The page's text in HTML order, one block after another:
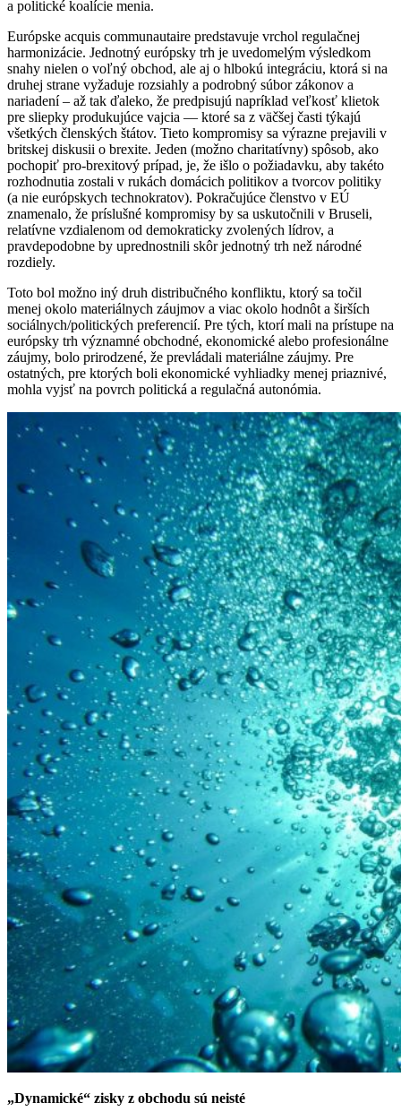
a politické koalície menia.
Európske acquis communautaire predstavuje vrchol regulačnej
harmonizácie. Jednotný európsky trh je uvedomelým výsledkom
snahy nielen o voľný obchod, ale aj o hlbokú integráciu, ktorá si na
druhej strane vyžaduje rozsiahly a podrobný súbor zákonov a
nariadení – až tak ďaleko, že predpisujú napríklad veľkosť klietok
pre sliepky produkujúce vajcia — ktoré sa z väčšej časti týkajú
všetkých členských štátov. Tieto kompromisy sa výrazne prejavili v
britskej diskusii o brexite. Jeden (možno charitatívny) spôsob, ako
pochopiť pro-brexitový prípad, je, že išlo o požiadavku, aby takéto
rozhodnutia zostali v rukách domácich politikov a tvorcov politiky
(a nie európskych technokratov). Pokračujúce členstvo v EÚ
znamenalo, že príslušné kompromisy by sa uskutočnili v Bruseli,
relatívne vzdialenom od demokraticky zvolených lídrov, a
pravdepodobne by uprednostnili skôr jednotný trh než národné
rozdiely.
Toto bol možno iný druh distribučného konfliktu, ktorý sa točil
menej okolo materiálnych záujmov a viac okolo hodnôt a širších
sociálnych/politických preferencií. Pre tých, ktorí mali na prístupe na
európsky trh významné obchodné, ekonomické alebo profesionálne
záujmy, bolo prirodzené, že prevládali materiálne záujmy. Pre
ostatných, pre ktorých boli ekonomické vyhliadky menej priaznivé,
mohla vyjsť na povrch politická a regulačná autonómia.
„Dynamické“ zisky z obchodu sú neisté